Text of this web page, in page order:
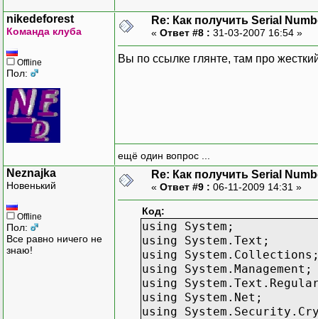
nikedeforest
Команда клуба
Offline
Пол:
Re: Как получить Serial
« Ответ #8 : 31-03-2007 16:54 »
Вы по ссылке глянте, там про
ещё один вопрос ...
Neznajka
Новенький
Offline
Пол:
Все равно ничего не
знаю!
Re: Как получить Serial
« Ответ #9 : 06-11-2009 14:31 »
Код:
using System;
using System.Text;
using
using System.Management;
using
using System.Net;
using